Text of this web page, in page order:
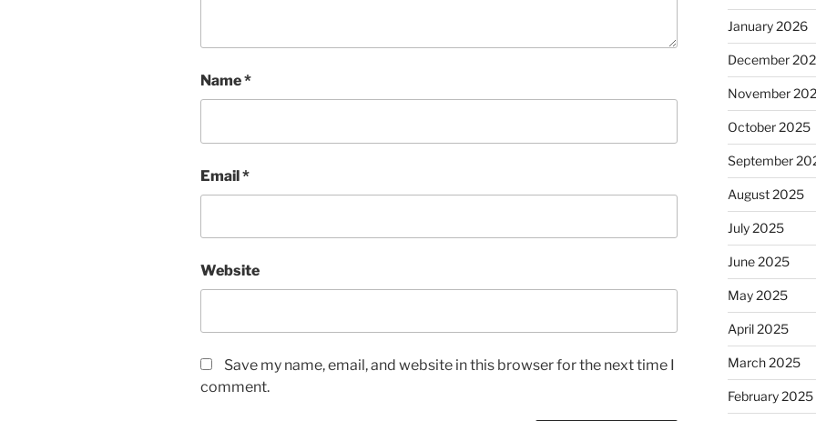
Name*
Email*
Website
Save my name, email, and website in this browser for the next time I
comment.
January 2026
December
November
October 2025
September
August 2025
July 2025
June 2025
May 2025
April 2025
March 2025
February 2025